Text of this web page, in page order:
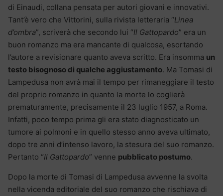
di Einaudi, collana pensata per autori giovani e innovativi.
Tant’è vero che Vittorini, sulla rivista letteraria “Linea
d’ombra”, scriverà che secondo lui “Il Gattopardo” era un
buon romanzo ma era mancante di qualcosa, esortando
l’autore a revisionare quanto aveva scritto. Era insomma un
testo bisognoso di qualche aggiustamento. Ma Tomasi di
Lampedusa non avrà mai il tempo per rimaneggiare il testo
del proprio romanzo in quanto la morte lo coglierà
prematuramente, precisamente il 23 luglio 1957, a Roma.
Infatti, poco tempo prima gli era stato diagnosticato un
tumore ai polmoni e in quello stesso anno aveva ultimato,
dopo tre anni d’intenso lavoro, la stesura del suo romanzo.
Pertanto “Il Gattopardo” venne pubblicato postumo.
Dopo la morte di Tomasi di Lampedusa avvenne la svolta
nella vicenda editoriale del suo romanzo che rischiava di